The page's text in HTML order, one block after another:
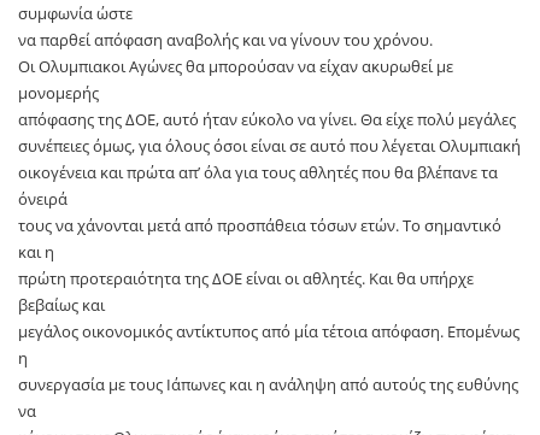
συμφωνία ώστε
να παρθεί απόφαση αναβολής και να γίνουν του χρόνου.
Οι Ολυμπιακοι Αγώνες θα μπορούσαν να είχαν ακυρωθεί με
μονομερής
απόφασης της ΔΟΕ, αυτό ήταν εύκολο να γίνει. Θα είχε πολύ μεγάλες
συνέπειες όμως, για όλους όσοι είναι σε αυτό που λέγεται Ολυμπιακή
οικογένεια και πρώτα απ’ όλα για τους αθλητές που θα βλέπανε τα
όνειρά
τους να χάνονται μετά από προσπάθεια τόσων ετών. Το σημαντικό
και η
πρώτη προτεραιότητα της ΔΟΕ είναι οι αθλητές. Και θα υπήρχε
βεβαίως και
μεγάλος οικονομικός αντίκτυπος από μία τέτοια απόφαση. Επομένως
η
συνεργασία με τους Ιάπωνες και η ανάληψη από αυτούς της ευθύνης
να